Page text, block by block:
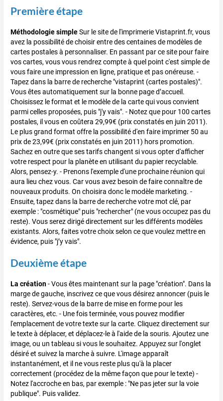
Première étape
Méthodologie simpleSur le site de l'imprimerie Vistaprint.fr, vous
avez la possibilité de choisir entre des centaines de modèles de
cartes postales à personnaliser. En passant par ce site pour faire
vos cartes, vous vous rendrez compte à quel point c'est simple de
vous faire une impression en ligne, pratique et pas onéreuse. -
Tapez dans la barre de recherche "vistaprint (cartes postales)".
Vous êtes automatiquement sur la bonne page d’accueil.
Choisissez le format et le modèle de la carte qui vous convient
parmi celles proposées, puis "j'y vais". - Notez que pour 100 cartes
postales, il vous en coûtera 29,99€ (prix constatés en juin 2011).
Le plus grand format offre la possibilité d'en faire imprimer 50 au
prix de 23,99€ (prix constatés en juin 2011) hors promotion.
Sachez en outre que ses tarifs changent si vous opter d'afficher
votre respect pour la planète en utilisant du papier recyclable.
Alors, pensez-y. - Prenons l'exemple d'une prochaine réunion qui
aura lieu chez vous. Car vous avez besoin de faire connaître de
nouveaux produits. On choisira donc le modèle marketing. -
Ensuite, tapez dans la barre de recherche votre mot clé, par
exemple : "cosmétique" puis "rechercher" (ne vous occupez pas du
reste). Vous serez dirigé directement sur les différents modèles
existants. Alors, faites votre choix selon ce que voulez mettre en
évidence, puis "j’y vais".
Deuxième étape
La création- Vous êtes maintenant sur la page "création". Dans la
marge de gauche, inscrivez ce que vous désirez annoncer (puis le
reste). Servez-vous de la barre de mise en forme pour les
caractères, etc. - Une fois terminée, vous pouvez modifier
l'emplacement de votre texte sur la carte. Cliquez directement sur
le texte à déplacer, et déplacez-le à l'aide de la souris. Ajoutez une
image, ou un tableau si vous le souhaitez. Appuyez sur l'onglet
désiré et suivez la marche à suivre. L'image apparaît
instantanément, et il ne vous reste plus qu'à la placer
correctement (procédez de la même façon que pour le texte) -
Notez l'accroche en bas, par exemple : "Ne pas jeter sur la voie
publique". Puis validez.